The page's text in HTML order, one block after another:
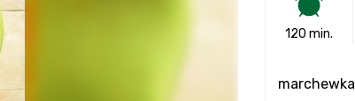
120 min.
marchewka